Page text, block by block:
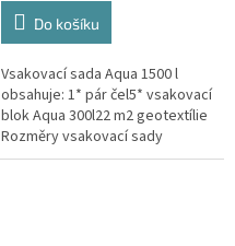
Do košíku
Vsakovací sada Aqua 1500 l
obsahuje: 1* pár čel5* vsakovací
blok Aqua 300l22 m2 geotextílie
Rozměry vsakovací sady
600x80x52 cm Nosnost bloků až